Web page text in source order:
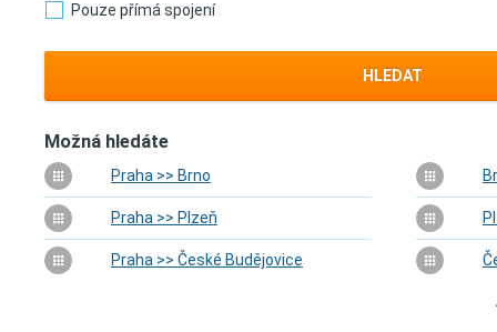
Pouze přímá spojení
HLEDAT
Možná hledáte
Praha >> Brno
Praha >> Plzeň
Praha >> České Budějovice